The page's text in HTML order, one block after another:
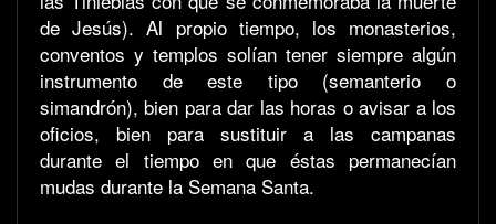
de Jesús). Al propio tiempo, los monasterios,
conventos y templos solían tener siempre algún
instrumento de este tipo (semanterio o
simandrón), bien para dar las horas o avisar a los
oficios, bien para sustituir a las campanas
durante el tiempo en que éstas permanecían
mudas durante la Semana Santa.